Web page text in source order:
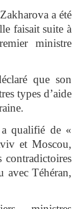
a été
faisait suite à
ministre
que son
types d’aide
qualifié de «
et Moscou,
contradictoires
avec Téhéran,